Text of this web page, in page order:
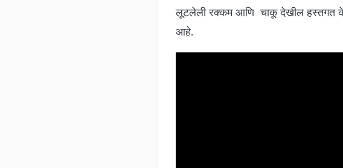
लूटलेली रक्कम आणि चाकू देखील हस्तगत
आहे.